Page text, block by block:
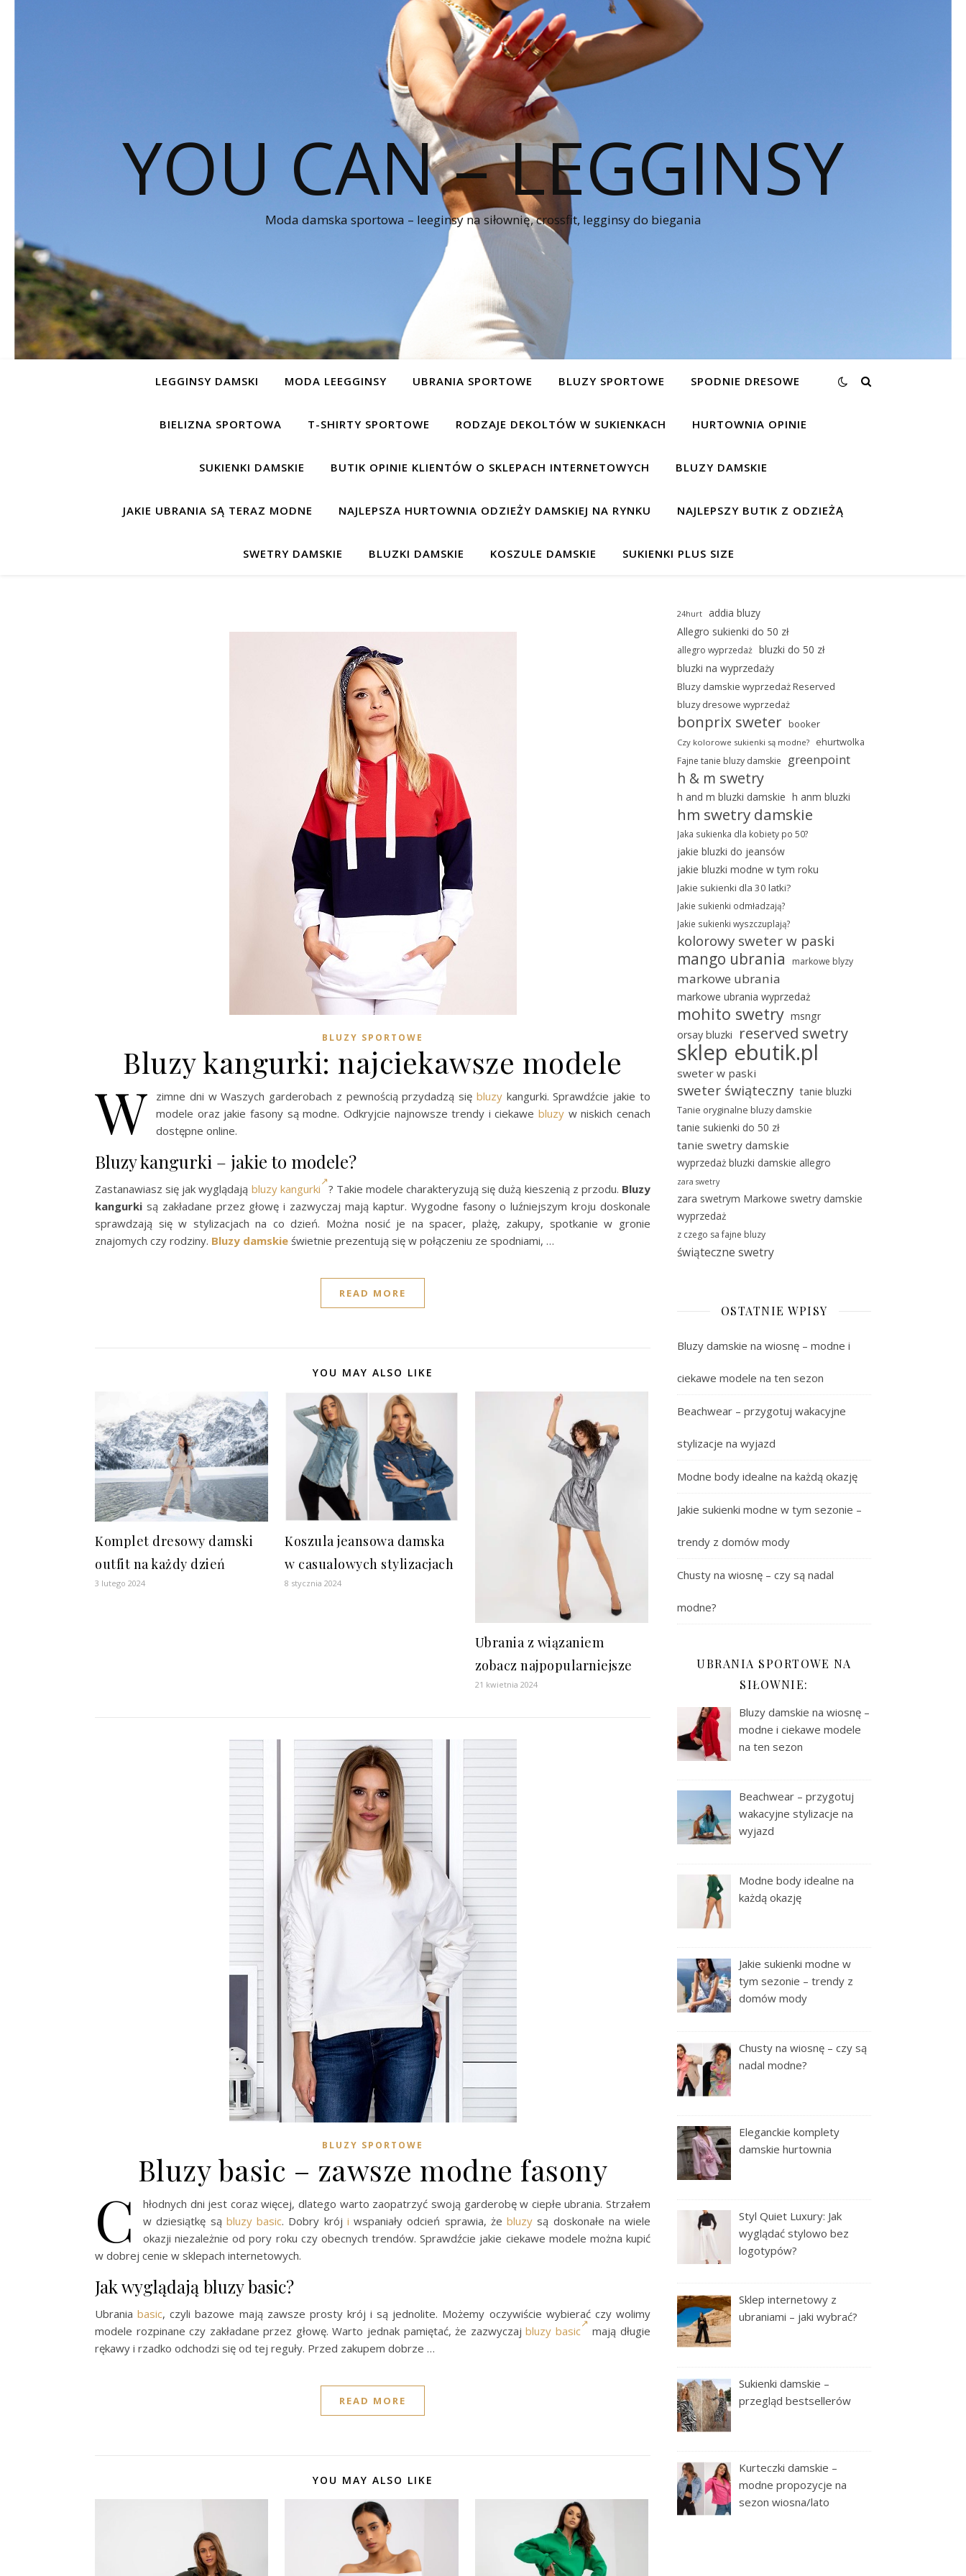
YOU CAN – LEGGINSY
Moda damska sportowa – leeginsy na siłownię, crossfit, legginsy do biegania
LEGGINSY DAMSKI MODA LEEGGINSY UBRANIA SPORTOWE BLUZY SPORTOWE SPODNIE DRESOWE
BIELIZNA SPORTOWA T-SHIRTY SPORTOWE RODZAJE DEKOLTÓW W SUKIENKACH HURTOWNIA OPINIE
SUKIENKI DAMSKIE BUTIK OPINIE KLIENTÓW O SKLEPACH INTERNETOWYCH BLUZY DAMSKIE
JAKIE UBRANIA SĄ TERAZ MODNE NAJLEPSZA HURTOWNIA ODZIEŻY DAMSKIEJ NA RYNKU NAJLEPSZY BUTIK Z ODZIEŻĄ
SWETRY DAMSKIE BLUZKI DAMSKIE KOSZULE DAMSKIE SUKIENKI PLUS SIZE
BLUZY SPORTOWE
Bluzy kangurki: najciekawsze modele
W zimne dni w Waszych garderobach z pewnością przydadzą się bluzykangurki. Sprawdźcie jakie to
modele oraz jakie fasony są modne. Odkryjcie najnowsze trendy i ciekawebluzy w niskich cenach
dostępne online.
Bluzy kangurki – jakie to modele?
Zastanawiasz się jak wyglądają bluzy kangurki ? Takie modele charakteryzują się dużą kieszenią z przodu. Bluzy
kangurki są zakładane przez głowę i zazwyczaj mają kaptur. Wygodne fasony o luźniejszym kroju doskonale
sprawdzają się w stylizacjach na co dzień. Można nosić je na spacer, plażę, zakupy, spotkanie w gronie
znajomych czy rodziny. Bluzy damskie świetnie prezentują się w połączeniu ze spodniami, …
READ MORE
YOU MAY ALSO LIKE
Komplet dresowy damski
outfit na każdy dzień
3 lutego 2024
Koszula jeansowa damska
w casualowych stylizacjach
8 stycznia 2024
Ubrania z wiązaniem
zobacz najpopularniejsze
21 kwietnia 2024
BLUZY SPORTOWE
Bluzy basic – zawsze modne fasony
C
hłodnych dni jest coraz więcej, dlatego warto zaopatrzyć swoją garderobę w ciepłe ubrania. Strzałem
w dziesiątkę są bluzy basic. Dobry krój i wspaniały odcień sprawia, że bluzy są doskonałe na wiele
okazji niezależnie od pory roku czy obecnych trendów. Sprawdźcie jakie ciekawe modele można kupić
w dobrej cenie w sklepach internetowych.
Jak wyglądają bluzy basic?
Ubraniabasic, czyli bazowe mają zawsze prosty krój i są jednolite. Możemy oczywiście wybierać czy wolimy
modele rozpinane czy zakładane przez głowę. Warto jednak pamiętać, że zazwyczaj bluzy basic
mają długie
rękawy i rzadko odchodzi się od tej reguły. Przed zakupem dobrze …
READ MORE
YOU MAY ALSO LIKE
24hurt
addia bluzy
Allegro sukienki do 50 zł
allegro wyprzedaż bluzki do 50 zł
bluzki na wyprzedaży
Bluzy damskie wyprzedaż Reserved
bluzy dresowe wyprzedaż
bonprix sweter booker
Czy kolorowe sukienki są modne? ehurtwolka
Fajne tanie bluzy damskie greenpoint
h & m swetry
h and m bluzki damskie h anm bluzki
hm swetry damskie
Jaka sukienka dla kobiety po 50?
jakie bluzki do jeansów
jakie bluzki modne w tym roku
Jakie sukienki dla 30 latki?
Jakie sukienki odmładzają?
Jakie sukienki wyszczuplają?
kolorowy sweter w paski
mango ubrania markowe blyzy
markowe ubrania
markowe ubrania wyprzedaż
mohito swetry msngr
orsay bluzki
reserved swetry
sklep ebutik.pl
sweter w paski
sweter świąteczny tanie bluzki
Tanie oryginalne bluzy damskie
tanie sukienki do 50 zł
tanie swetry damskie
wyprzedaż bluzki damskie allegro
zara swetry
zara swetrym Markowe swetry damskie
wyprzedaż
z czego sa fajne bluzy
świąteczne swetry
OSTATNIE WPISY
Bluzy damskie na wiosnę – modne i
ciekawe modele na ten sezon
Beachwear – przygotuj wakacyjne
stylizacje na wyjazd
Modne body idealne na każdą okazję
Jakie sukienki modne w tym sezonie –
trendy z domów mody
Chusty na wiosnę – czy są nadal
modne?
UBRANIA SPORTOWE NA
SIŁOWNIE:
Bluzy damskie na wiosnę –
modne i ciekawe modele
na ten sezon
Beachwear – przygotuj
wakacyjne stylizacje na
wyjazd
Modne body idealne na
każdą okazję
Jakie sukienki modne w
tym sezonie – trendy z
domów mody
Chusty na wiosnę – czy są
nadal modne?
Eleganckie komplety
damskie hurtownia
Styl Quiet Luxury: Jak
wyglądać stylowo bez
logotypów?
Sklep internetowy z
ubraniami – jaki wybrać?
Sukienki damskie –
przegląd bestsellerów
Kurteczki damskie –
modne propozycje na
sezon wiosna/lato